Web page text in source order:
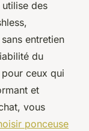
des
entretien
du
ceux qui
et
vous
ponceuse